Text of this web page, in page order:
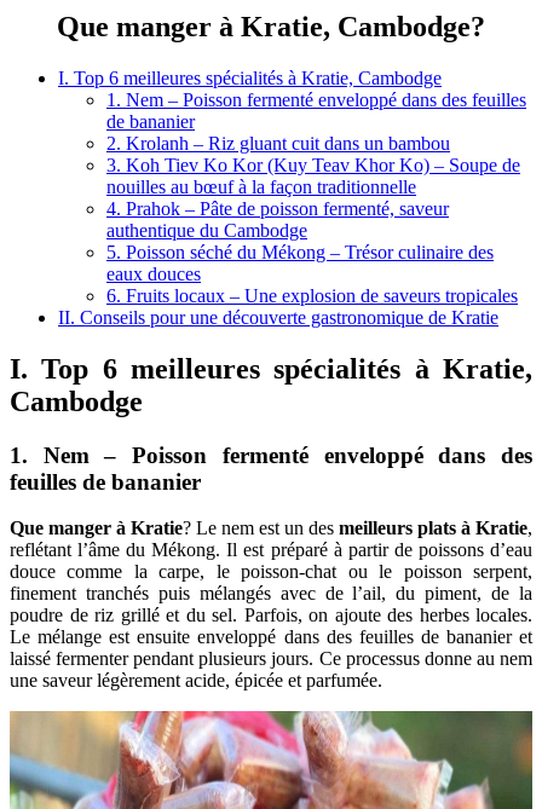
Que manger à Kratie, Cambodge?
I. Top 6 meilleures spécialités à Kratie, Cambodge
1. Nem – Poisson fermenté enveloppé dans des feuilles
de bananier
2. Krolanh – Riz gluant cuit dans un bambou
3. Koh Tiev Ko Kor (Kuy Teav Khor Ko) – Soupe de
nouilles au bœuf à la façon traditionnelle
4. Prahok – Pâte de poisson fermenté, saveur
authentique du Cambodge
5. Poisson séché du Mékong – Trésor culinaire des
eaux douces
6. Fruits locaux – Une explosion de saveurs tropicales
II. Conseils pour une découverte gastronomique de Kratie
I. Top 6 meilleures spécialités à Kratie,
Cambodge
1. Nem – Poisson fermenté enveloppé dans des
feuilles de bananier
Que manger à Kratie? Le nem est un des meilleurs plats à Kratie,
reflétant l’âme du Mékong. Il est préparé à partir de poissons d’eau
douce comme la carpe, le poisson-chat ou le poisson serpent,
finement tranchés puis mélangés avec de l’ail, du piment, de la
poudre de riz grillé et du sel. Parfois, on ajoute des herbes locales.
Le mélange est ensuite enveloppé dans des feuilles de bananier et
laissé fermenter pendant plusieurs jours. Ce processus donne au nem
une saveur légèrement acide, épicée et parfumée.